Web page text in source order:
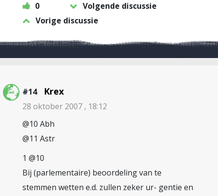
0
Volgende discussie
Vorige discussie
#14 Krex
28 oktober 2007 , 18:12
@10 Abh
@11 Astr
1 @10
Bij (parlementaire) beoordeling van te
stemmen wetten e.d. zullen zeker ur- gentie en